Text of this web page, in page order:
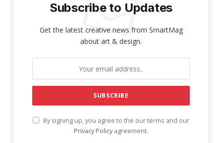
Subscribe to Updates
Get the latest creative news from SmartMag
about art & design.
By signing up, you agree to the our terms and our
Privacy Policy agreement.